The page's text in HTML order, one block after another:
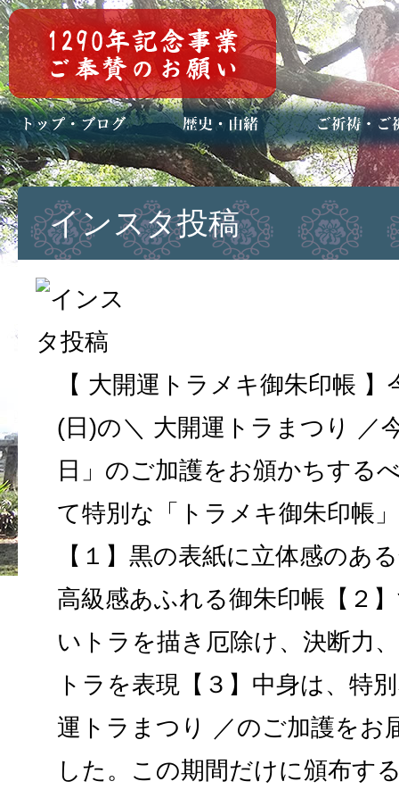
トップページ
ブログ(日々八百万)
お知らせ一覧 歴史・ご祭神
年中行事
メディア掲載 ご祈祷・ご祈
安産祈願
初宮参り
七五三詣
長寿のお祝い
神前結婚式
厄祓い・方位
車のお祓い
地鎮祭
神葬祭（神式
インスタ投稿
【 大開運トラメキ御朱印帳
(日)の＼ 大開運トラまつり ／
日」のご加護をお頒かちする
て特別な「トラメキ御朱印帳
【１】黒の表紙に立体感のあ
高級感あふれる御朱印帳【２
いトラを描き厄除け、決断力
トラを表現【３】中身は、特
運トラまつり ／のご加護をお
した。この期間だけに頒布す